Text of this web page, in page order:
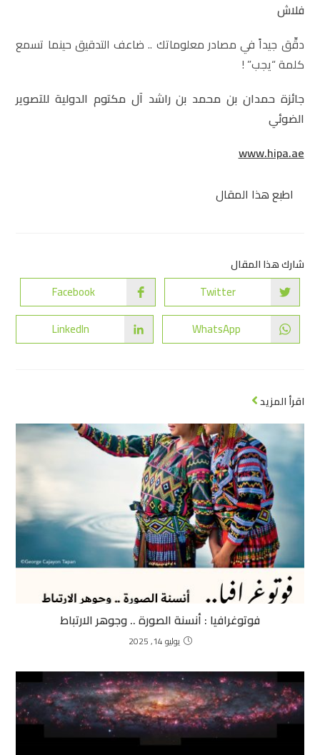
فلاش
دقِّق جيداً في مصادر معلوماتك .. ضاعف التدقيق حينما تسمع
كلمة “يجب” !
جائزة حمدان بن محمد بن راشد آل مكتوم الدولية للتصوير
الضوئي
www.hipa.ae
اطبع هذا المقال
شارك هذا المقال
Twitter
Facebook
WhatsApp
LinkedIn
اقرأ المزيد
فوتوغرافيا : أنسنة الصورة .. وجوهر الارتباط
يوليو 14, 2025